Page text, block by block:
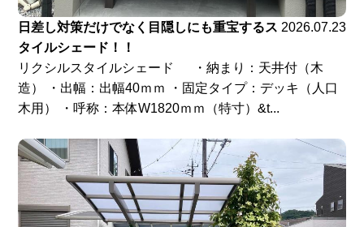
日差し対策だけでなく目隠しにも重宝するス
タイルシェード！！
2026.07.23
リクシルスタイルシェード ・納まり：天井付（木
造） ・出幅：出幅40ｍｍ ・固定タイプ：デッキ（人口
木用） ・呼称：本体W1820ｍｍ（特寸）&t...